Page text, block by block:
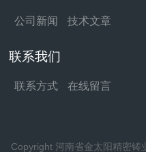
公司新闻 技术文章
联系我们
联系方式 在线留言
Copyright 河南省金太阳精密铸